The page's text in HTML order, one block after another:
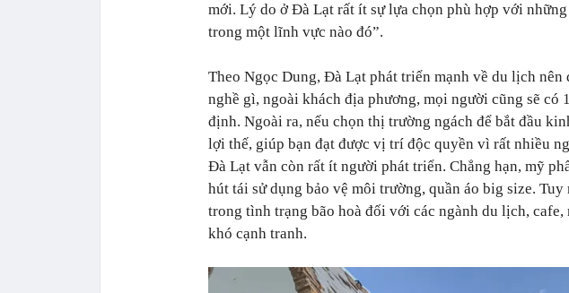
mới. Lý do ở Đà Lạt rất ít sự lựa chọn phù hợp với
trong một lĩnh vực nào đó”.
Theo Ngọc Dung, Đà Lạt phát triển mạnh về du lịch nên
nghề gì, ngoài khách địa phương, mọi người cũng sẽ có
định. Ngoài ra, nếu chọn thị trường ngách để bắt đầu
lợi thế, giúp bạn đạt được vị trí độc quyền vì rất nhiều
Đà Lạt vẫn còn rất ít người phát triển. Chẳng hạn, mỹ
hút tái sử dụng bảo vệ môi trường, quần áo big size.
trong tình trạng bão hoà đối với các ngành du lịch, cafe,
khó cạnh tranh.